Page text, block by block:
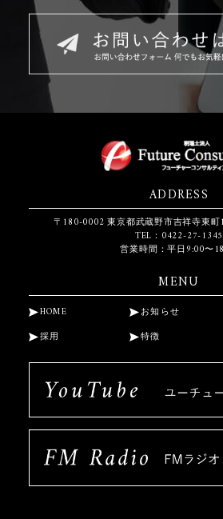
ADDRESS
〒180-0002 東京都武蔵野市吉祥寺東
TEL：0422-27-1345
営業時間：平日9:00〜
MENU
HOME お知らせ
採用
特徴